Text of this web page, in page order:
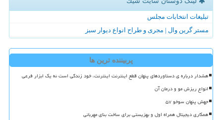
تبلیغات انتخابات مجلس
مستر گرین وال | مجری و طراح انواع دیوار سبز
پربیننده ترین ها
هشدار درباره ی دستاوردهای پنهان قطع اینترنت اینترنت، خود زندگی است نه یک ابزار فرعی
انواع ریزش مو و درمان آن
جهش پنهان سوخو ۵۷
همکاری دیجیتال همراه اول و بهزیستی برای ساخت بنای مهربانی